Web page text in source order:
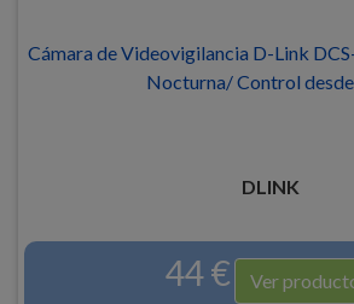
Cámara de Videovigilancia D-Link
Nocturna/ Control
DLINK
44 € Ver